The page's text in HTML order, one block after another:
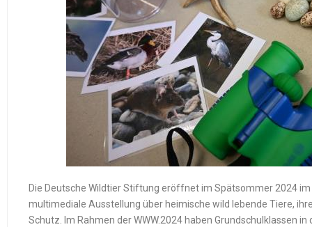
Die Deutsche Wildtier Stiftung eröffnet im Spätsommer 2024
multimediale Ausstellung über heimische wild lebende Tiere,
Schutz. Im Rahmen der WWW.2024 haben Grundschulklassen